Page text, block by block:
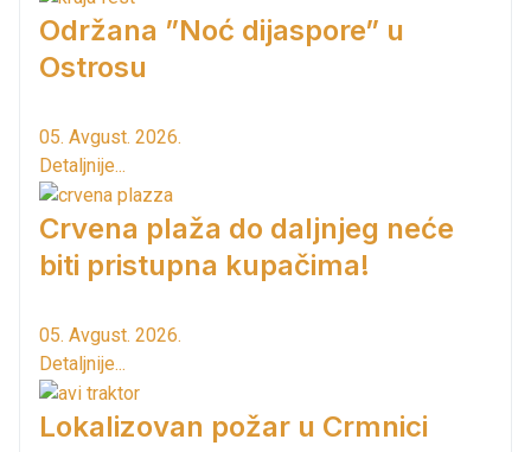
Održana ”Noć dijaspore” u
Ostrosu
05. Avgust. 2026.
Detaljnije...
Crvena plaža do daljnjeg neće
biti pristupna kupačima!
05. Avgust. 2026.
Detaljnije...
Lokalizovan požar u Crmnici